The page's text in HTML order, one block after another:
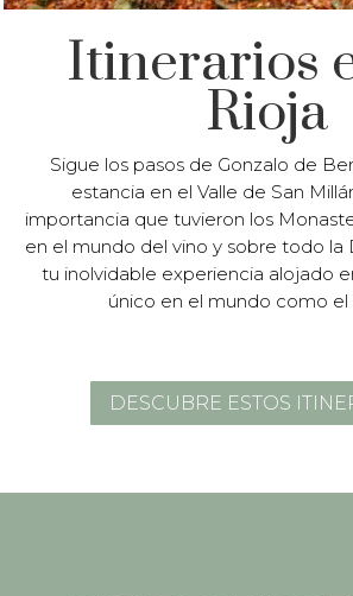
Itinerarios
Rioja
Sigue los pasos de Gonzalo de
estancia en el Valle de San
importancia que tuvieron los
en el mundo del vino y sobre todo la
tu inolvidable experiencia alojado
único en el mundo como el
DESCUBRE ESTOS